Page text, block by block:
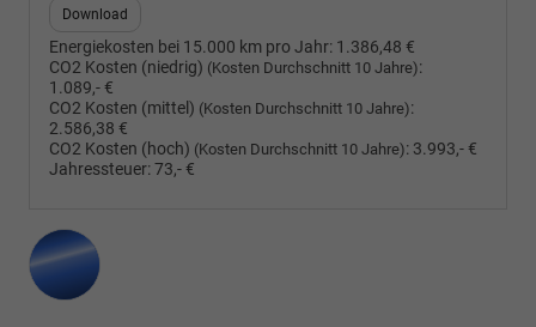
Download
Energiekosten bei 15.000 km pro Jahr: 1.386,48 €
CO2 Kosten (niedrig) (Kosten Durchschnitt 10 Jahre):
1.089,- €
CO2 Kosten (mittel) (Kosten Durchschnitt 10 Jahre):
2.586,38 €
CO2 Kosten (hoch) (Kosten Durchschnitt 10 Jahre): 3.993,- €
Jahressteuer:73,- €